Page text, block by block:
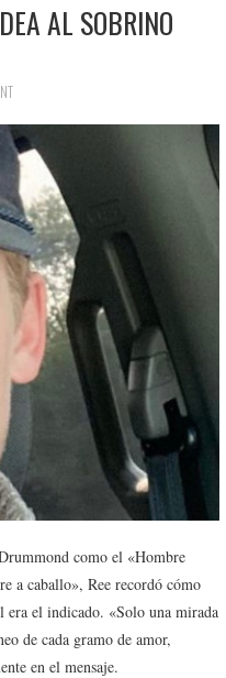
AL SOBRINO
como el «Hombre
a caballo», Ree recordó cómo
era el indicado. «Solo una mirada
de cada gramo de amor,
en el mensaje.